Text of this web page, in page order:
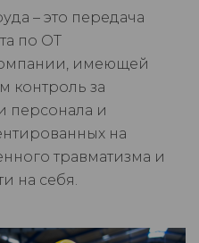
– это передача
по ОТ
имеющей
контроль за
персонала и
на
травматизма и
на себя.